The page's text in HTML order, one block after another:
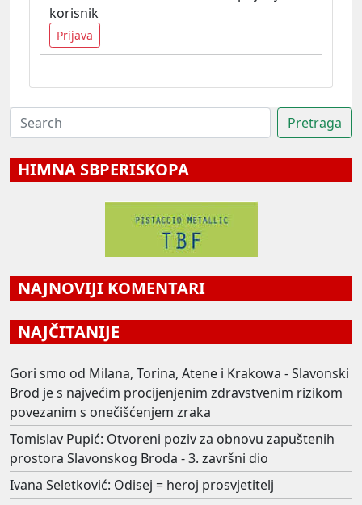
korisnik
Prijava
HIMNA SBPERISKOPA
NAJNOVIJI KOMENTARI
NAJČITANIJE
Gori smo od Milana, Torina, Atene i Krakowa - Slavonski
Brod je s najvećim procijenjenim zdravstvenim rizikom
povezanim s onečišćenjem zraka
Tomislav Pupić: Otvoreni poziv za obnovu zapuštenih
prostora Slavonskog Broda - 3. završni dio
Ivana Seletković: Odisej = heroj prosvjetitelj